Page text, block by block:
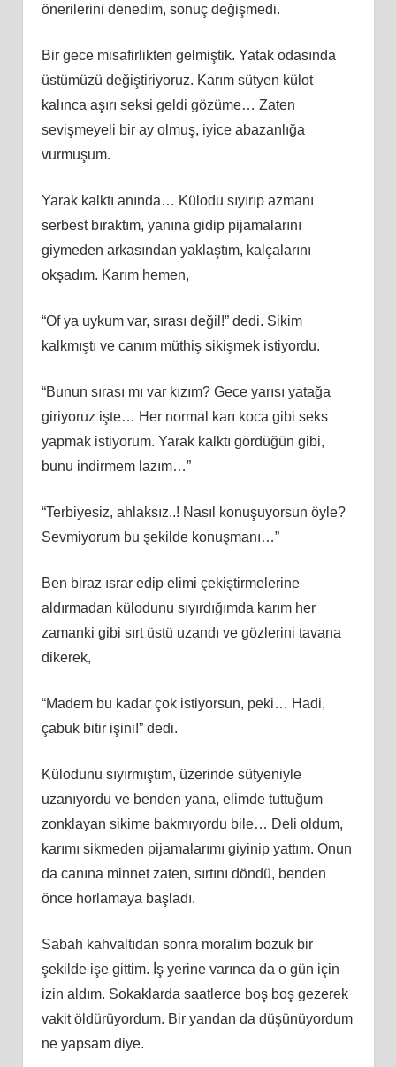
önerilerini denedim, sonuç değişmedi.
Bir gece misafirlikten gelmiştik. Yatak odasında
üstümüzü değiştiriyoruz. Karım sütyen külot
kalınca aşırı seksi geldi gözüme… Zaten
sevişmeyeli bir ay olmuş, iyice abazanlığa
vurmuşum.
Yarak kalktı anında… Külodu sıyırıp azmanı
serbest bıraktım, yanına gidip pijamalarını
giymeden arkasından yaklaştım, kalçalarını
okşadım. Karım hemen,
“Of ya uykum var, sırası değil!” dedi. Sikim
kalkmıştı ve canım müthiş sikişmek istiyordu.
“Bunun sırası mı var kızım? Gece yarısı yatağa
giriyoruz işte… Her normal karı koca gibi seks
yapmak istiyorum. Yarak kalktı gördüğün gibi,
bunu indirmem lazım…”
“Terbiyesiz, ahlaksız..! Nasıl konuşuyorsun öyle?
Sevmiyorum bu şekilde konuşmanı…”
Ben biraz ısrar edip elimi çekiştirmelerine
aldırmadan külodunu sıyırdığımda karım her
zamanki gibi sırt üstü uzandı ve gözlerini tavana
dikerek,
“Madem bu kadar çok istiyorsun, peki… Hadi,
çabuk bitir işini!” dedi.
Külodunu sıyırmıştım, üzerinde sütyeniyle
uzanıyordu ve benden yana, elimde tuttuğum
zonklayan sikime bakmıyordu bile… Deli oldum,
karımı sikmeden pijamalarımı giyinip yattım. Onun
da canına minnet zaten, sırtını döndü, benden
önce horlamaya başladı.
Sabah kahvaltıdan sonra moralim bozuk bir
şekilde işe gittim. İş yerine varınca da o gün için
izin aldım. Sokaklarda saatlerce boş boş gezerek
vakit öldürüyordum. Bir yandan da düşünüyordum
ne yapsam diye.